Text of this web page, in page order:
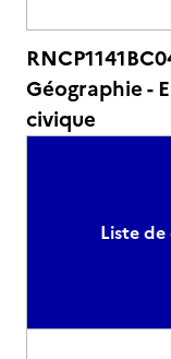
Géographie -
civique
Liste